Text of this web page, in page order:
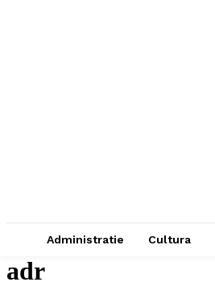
Administratie Cultura
adr